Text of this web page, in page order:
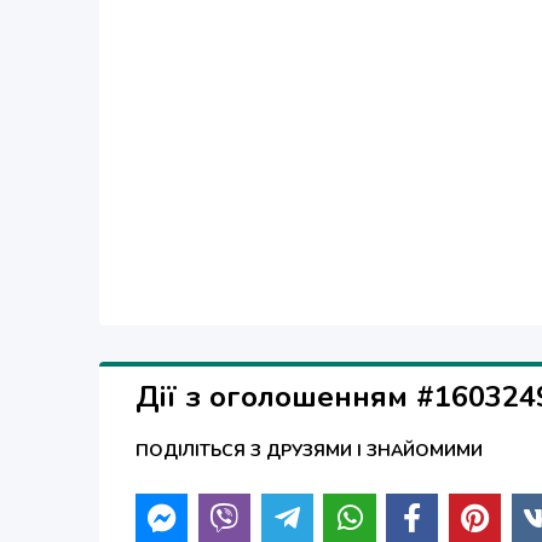
Дії з оголошенням
ПОДІЛІТЬСЯ З ДРУЗЯМИ І ЗНАЙОМИМИ